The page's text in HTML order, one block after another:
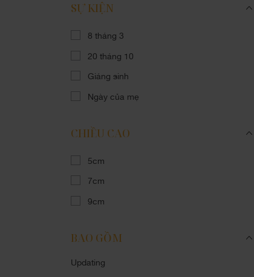
SỰ KIỆN
8 tháng 3
20 tháng 10
Giáng sinh
Ngày của mẹ
CHIỀU CAO
5cm
7cm
9cm
BAO GỒM
Updating